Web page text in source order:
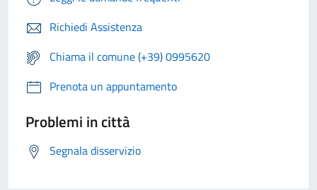
Richiedi Assistenza
Chiama il comune (+39) 0995620
Prenota un appuntamento
Problemi in città
Segnala disservizio